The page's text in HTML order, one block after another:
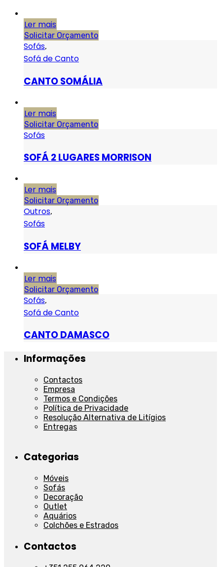
Ler mais
Solicitar Orçamento
Sofás,
Sofá de Canto
CANTO SOMÁLIA
Ler mais
Solicitar Orçamento
Sofás
SOFÁ 2 LUGARES MORRISON
Ler mais
Solicitar Orçamento
Outros,
Sofás
SOFÁ MELBY
Ler mais
Solicitar Orçamento
Sofás,
Sofá de Canto
CANTO DAMASCO
Informações
Contactos
Empresa
Termos e Condições
Política de Privacidade
Resolução Alternativa de Litígios
Entregas
Categorias
Móveis
Sofás
Decoração
Outlet
Aquários
Colchões e Estrados
Contactos